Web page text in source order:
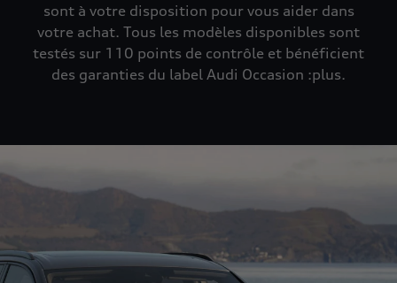
sont à votre disposition pour vous aider dans
votre achat. Tous les modèles disponibles sont
testés sur 110 points de contrôle et bénéficient
des garanties du label Audi Occasion :plus.